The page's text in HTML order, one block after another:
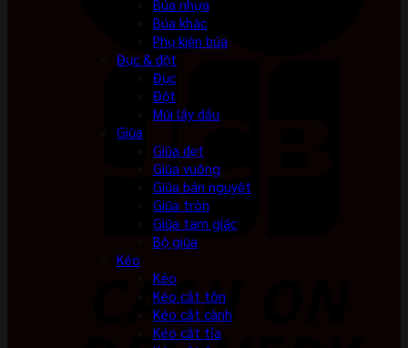
Búa nhựa
Búa khác
Phụ kiện búa
Đục & đột
Đục
Đột
Mũi lấy dấu
Giũa
Giũa dẹt
Giũa vuông
Giũa bán nguyệt
Giũa tròn
Giũa tam giác
Bộ giũa
Kéo
Kéo
Kéo cắt tôn
Kéo cắt cành
Kéo cắt tỉa